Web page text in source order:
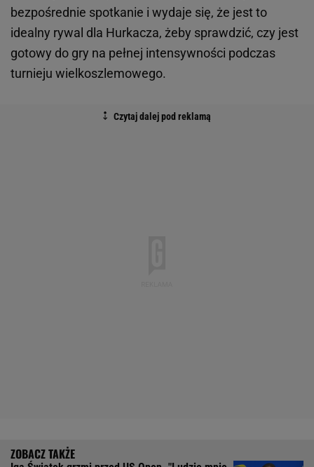
bezpośrednie spotkanie i wydaje się, że jest to
idealny rywal dla Hurkacza, żeby sprawdzić, czy jest
gotowy do gry na pełnej intensywności podczas
turnieju wielkoszlemowego.